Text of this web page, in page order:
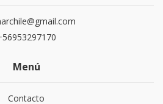
Menú
Contacto